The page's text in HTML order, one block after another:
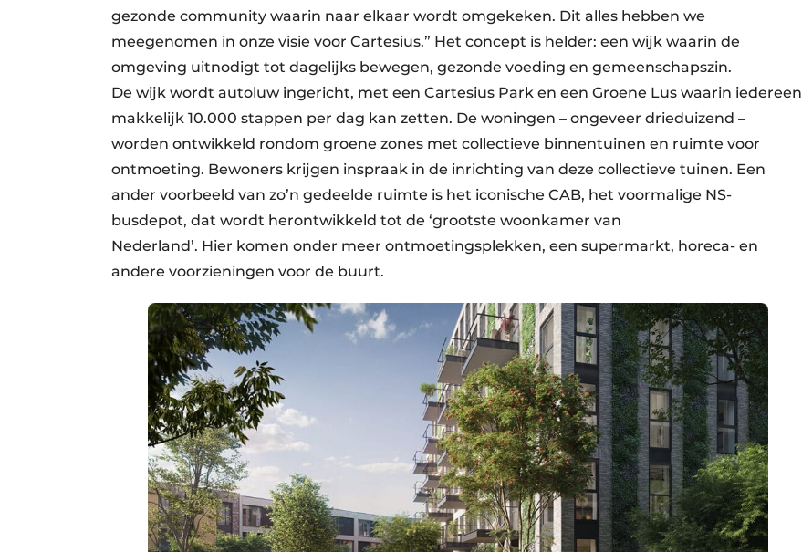
gezonde community waarin naar elkaar wordt omgekeken. Dit alles hebben we
meegenomen in onze visie voor Cartesius.” Het concept is helder: een wijk waarin de
omgeving uitnodigt tot dagelijks bewegen, gezonde voeding en gemeenschapszin.
De wijk wordt autoluw ingericht, met een Cartesius Park en een Groene Lus waarin iedereen
makkelijk 10.000 stappen per dag kan zetten. De woningen – ongeveer drieduizend –
worden ontwikkeld rondom groene zones met collectieve binnentuinen en ruimte voor
ontmoeting. Bewoners krijgen inspraak in de inrichting van deze collectieve tuinen. Een
ander voorbeeld van zo’n gedeelde ruimte is het iconische CAB, het voormalige NS-
busdepot, dat wordt herontwikkeld tot de ‘grootste woonkamer van
Nederland’. Hier komen onder meer ontmoetingsplekken, een supermarkt, horeca- en
andere voorzieningen voor de buurt.